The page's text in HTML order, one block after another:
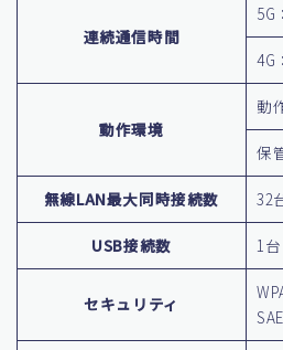
連続通信時間
5G
4G
動作環境
動
保
無線LAN最大同時接続数 32
USB接続数 1台
セキュリティ
SAE